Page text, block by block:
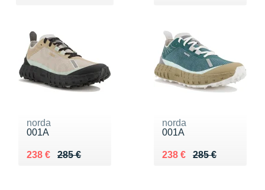
norda
001A
285 €
Au lieu de 285 €
238 €
Vendu 238 €
norda
001A
285 €
Au lieu de 285 €
238 €
Vendu 238 €